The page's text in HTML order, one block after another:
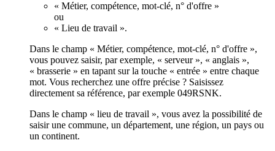
« Métier, compétence, mot-clé, n° d'offre »
ou
« Lieu de travail ».
Dans le champ « Métier, compétence, mot-clé, n° d'offre »,
vous pouvez saisir, par exemple, « serveur », « anglais »,
« brasserie » en tapant sur la touche « entrée » entre chaque
mot. Vous recherchez une offre précise ? Saisissez
directement sa référence, par exemple 049RSNK.
Dans le champ « lieu de travail », vous avez la possibilité de
saisir une commune, un département, une région, un pays ou
un continent.